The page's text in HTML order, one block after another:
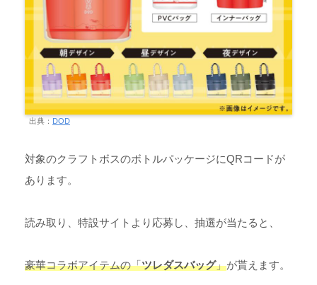
出典： DOD
対象のクラフトボスのボトルパッケージにQRコードが
あります。
読み取り、特設サイトより応募し、抽選が当たると、
豪華コラボアイテムの「ツレダスバッグ」が貰えます。